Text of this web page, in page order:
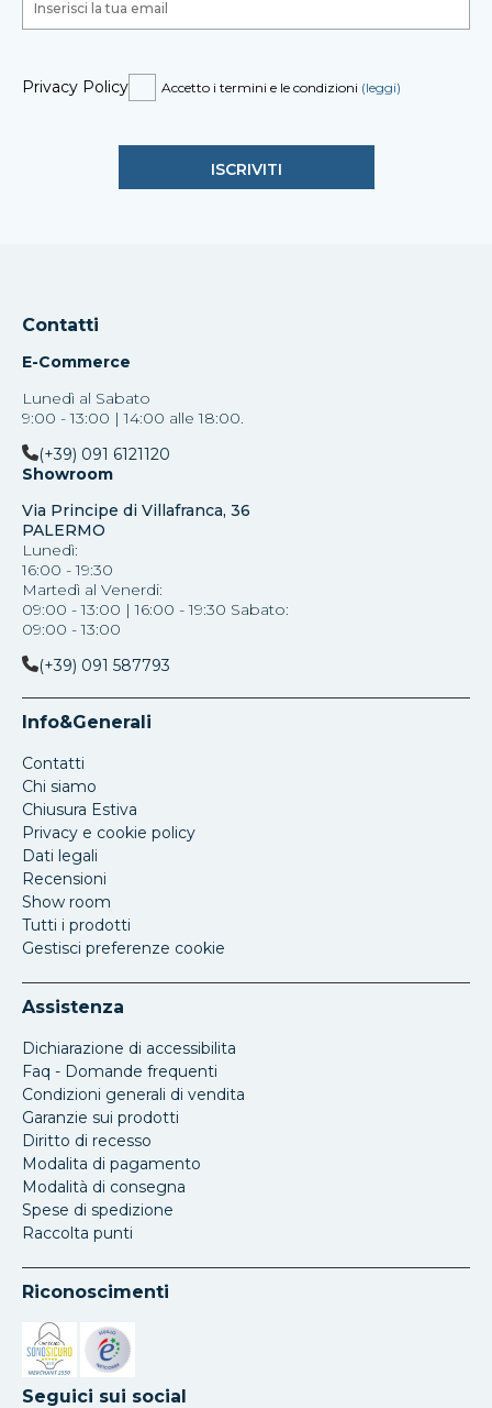
Privacy Policy Accetto i termini e le condizioni (leggi)
Contatti
E-Commerce
Lunedì al Sabato
9:00 - 13:00 | 14:00 alle 18:00.
(+39) 091 6121120
Showroom
Via Principe di Villafranca, 36
PALERMO
Lunedì:
16:00 - 19:30
Martedì al Venerdi:
09:00 - 13:00 | 16:00 - 19:30 Sabato:
09:00 - 13:00
(+39) 091 587793
Info&Generali
Contatti
Chi siamo
Chiusura Estiva
Privacy e cookie policy
Dati legali
Recensioni
Show room
Tutti i prodotti
Gestisci preferenze cookie
Assistenza
Dichiarazione di accessibilita
Faq - Domande frequenti
Condizioni generali di vendita
Garanzie sui prodotti
Diritto di recesso
Modalita di pagamento
Modalità di consegna
Spese di spedizione
Raccolta punti
Riconoscimenti
Si apre in una nuova scheda
Si apre in una nuova scheda
Seguici sui social